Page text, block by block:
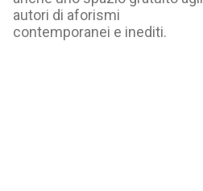
autori di aforismi
contemporanei e inediti.